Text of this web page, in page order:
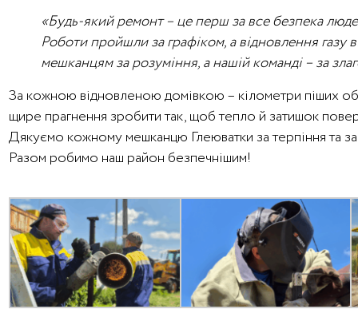
«Будь-який ремонт – це перш за все безпека
Роботи пройшли за графіком, а відновлення
мешканцям за розуміння, а нашій команді – за
За кожною відновленою домівкою – кілометри піших
щире прагнення зробити так, щоб тепло й затишок
Дякуємо кожному мешканцю Глеюватки за терпіння та
Разом робимо наш район безпечнішим!